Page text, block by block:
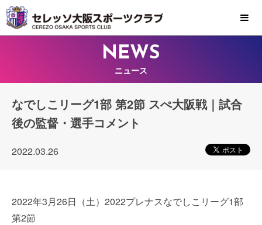
MENU
NEWS
ニュース
なでしこリーグ1部 第2節 スぺ大阪戦｜試合
後の監督・選手コメント
2022.03.26
2022年3月26日（土）2022プレナスなでしこリーグ1部
第2節